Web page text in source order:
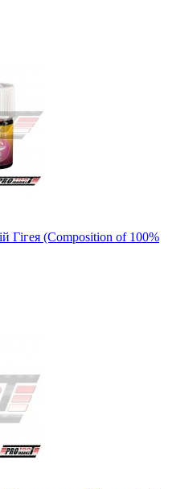
Гігея (Composition of 100%